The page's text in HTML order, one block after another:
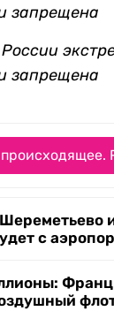
запрещена
запрещена
с